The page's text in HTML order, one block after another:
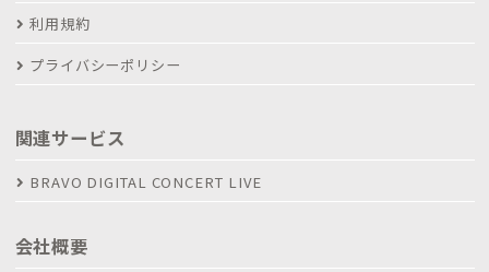
利用規約
プライバシーポリシー
関連サービス
BRAVO DIGITAL CONCERT LIVE
会社概要